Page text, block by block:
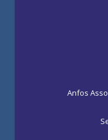
Anfos